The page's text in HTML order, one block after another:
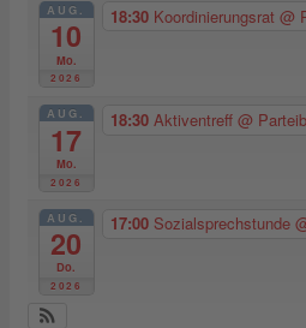
AUG.
10
Mo.
2026
18:30 Koordinierungsrat @
AUG.
17
Mo.
2026
18:30 Aktiventreff @
AUG.
20
Do.
2026
17:00 Sozialsprechstunde